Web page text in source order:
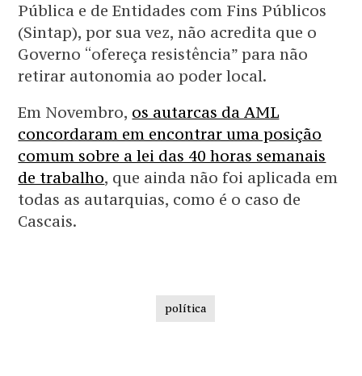
Pública e de Entidades com Fins Públicos
(Sintap), por sua vez, não acredita que o
Governo “ofereça resistência” para não
retirar autonomia ao poder local.
Em Novembro, os autarcas da AML
concordaram em encontrar uma posição
comum sobre a lei das 40 horas semanais
de trabalho, que ainda não foi aplicada em
todas as autarquias, como é o caso de
Cascais.
política